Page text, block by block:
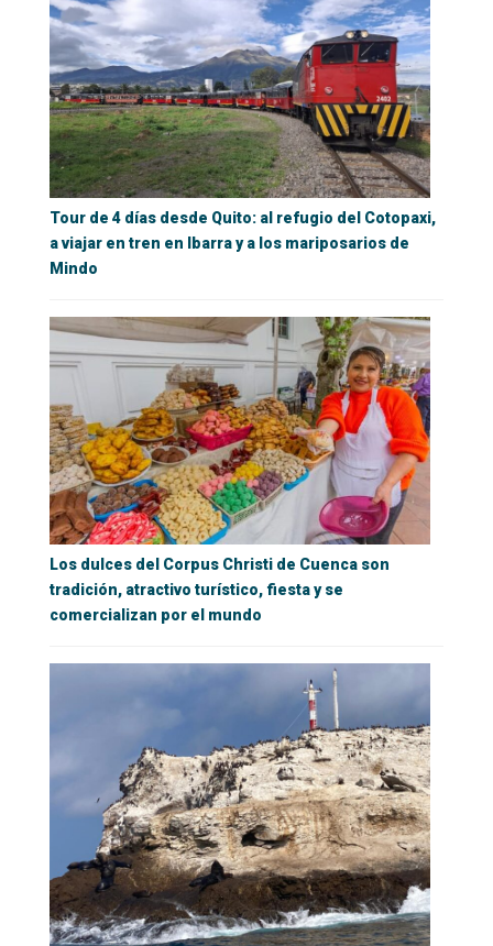
Tour de 4 días desde Quito: al refugio del Cotopaxi,
a viajar en tren en Ibarra y a los mariposarios de
Mindo
Los dulces del Corpus Christi de Cuenca son
tradición, atractivo turístico, fiesta y se
comercializan por el mundo